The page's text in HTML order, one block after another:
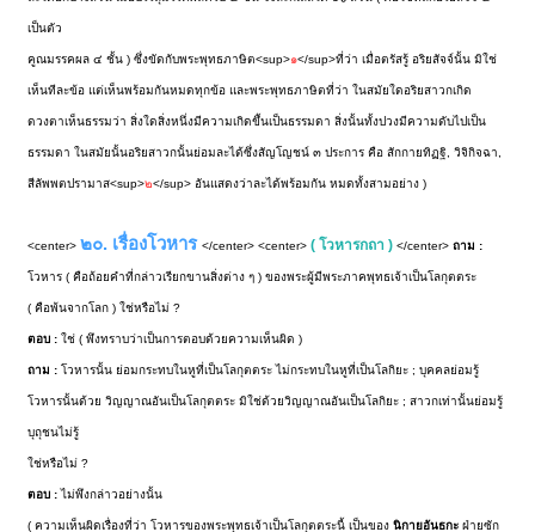
เป็นตัว
คูณมรรคผล ๔ ชั้น ) ซึ่งขัดกับพระพุทธภาษิต<sup>๑</sup>ที่ว่า เมื่อตรัสรู้ อริยสัจจ์นั้น มิใช่
เห็นทีละข้อ แต่เห็นพร้อมกันหมดทุกข้อ และพระพุทธภาษิตที่ว่า ในสมัยใดอริยสาวกเกิด
ดวงตาเห็นธรรมว่า สิ่งใดสิ่งหนึ่งมีความเกิดขึ้นเป็นธรรมดา สิ่งนั้นทั้งปวงมีความดับไปเป็น
ธรรมดา ในสมัยนั้นอริยสาวกนั้นย่อมละได้ซึ่งสัญโญชน์ ๓ ประการ คือ สักกายทิฏฐิ, วิจิกิจฉา,
สีลัพพตปรามาส<sup>๒</sup> อันแสดงว่าละได้พร้อมกัน หมดทั้งสามอย่าง )
<center>๒๐. เรื่องโวหาร </center> <center>( โวหารกถา )</center>ถาม :
โวหาร ( คือถ้อยคำที่กล่าวเรียกขานสิ่งต่าง ๆ ) ของพระผู้มีพระภาคพุทธเจ้าเป็นโลกุตตระ
( คือพ้นจากโลก ) ใช่หรือไม่ ?
ตอบ :ใช่ ( พึงทราบว่าเป็นการตอบด้วยความเห็นผิด )
ถาม :โวหารนั้น ย่อมกระทบในหูที่เป็นโลกุตตระ ไม่กระทบในหูที่เป็นโลกิยะ ; บุคคลย่อมรู้
โวหารนั้นด้วย วิญญาณอันเป็นโลกุตตระ มิใช่ด้วยวิญญาณอันเป็นโลกิยะ ; สาวกเท่านั้นย่อมรู้
บุถุชนไม่รู้
ใช่หรือไม่ ?
ตอบ :ไม่พึงกล่าวอย่างนั้น
( ความเห็นผิดเรื่องที่ว่า โวหารของพระพุทธเจ้าเป็นโลกุตตระนี้ เป็นของนิกายอันธกะฝ่ายซัก